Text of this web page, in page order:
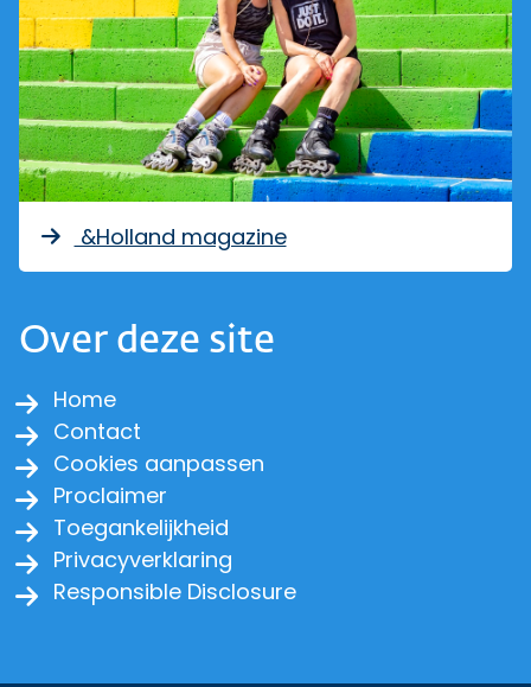
&Holland magazine
Over deze site
Home
Contact
Cookies aanpassen
Proclaimer
Toegankelijkheid
Privacyverklaring
Responsible Disclosure